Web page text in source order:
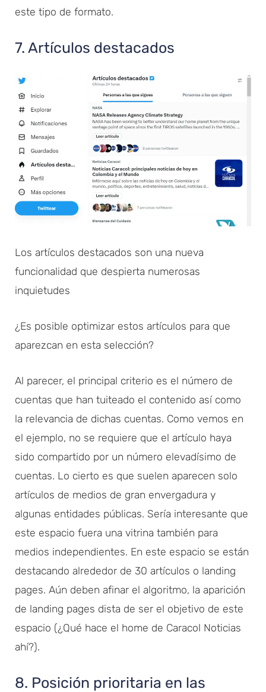
este tipo de formato.
7. Artículos destacados
Los artículos destacados son una nueva
funcionalidad que despierta numerosas
inquietudes
¿Es posible optimizar estos artículos para que
aparezcan en esta selección?
Al parecer, el principal criterio es el número de
cuentas que han tuiteado el contenido así como
la relevancia de dichas cuentas. Como vemos en
el ejemplo, no se requiere que el artículo haya
sido compartido por un número elevadísimo de
cuentas. Lo cierto es que suelen aparecen solo
artículos de medios de gran envergadura y
algunas entidades públicas. Sería interesante que
este espacio fuera una vitrina también para
medios independientes. En este espacio se están
destacando alrededor de 30 artículos o landing
pages. Aún deben afinar el algoritmo, la aparición
de landing pages dista de ser el objetivo de este
espacio (¿Qué hace el home de Caracol Noticias
ahí?).
8. Posición prioritaria en las